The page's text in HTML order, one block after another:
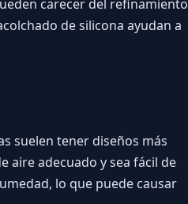
carecer del refinamiento
de silicona ayudan a
suelen tener diseños más
aire adecuado y sea fácil de
lo que puede causar